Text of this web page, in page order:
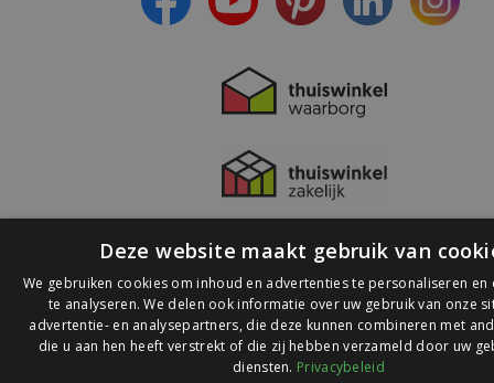
© 2026 Ledlichtdiscounter.nl
Deze website maakt gebruik van
We gebruiken cookies om inhoud en advertenties te personaliseren en
te analyseren. We delen ook informatie over uw gebruik van onze
advertentie- en analysepartners, die deze kunnen combineren met
die u aan hen heeft verstrekt of die zij hebben verzameld door uw
diensten. Privacybeleid